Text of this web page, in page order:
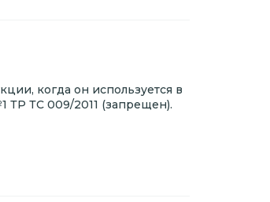
когда он используется в
ТР ТС 009/2011 (запрещен).